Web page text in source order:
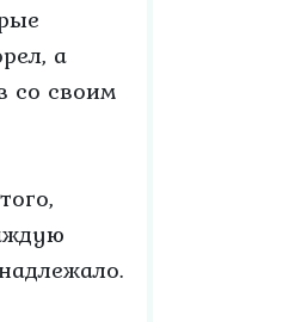
а
со своим